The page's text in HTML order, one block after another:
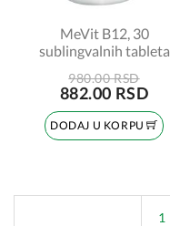
MeVit B12, 30
sublingvalnih tableta
980.00 RSD
882.00 RSD
DODAJ U KORPU
1